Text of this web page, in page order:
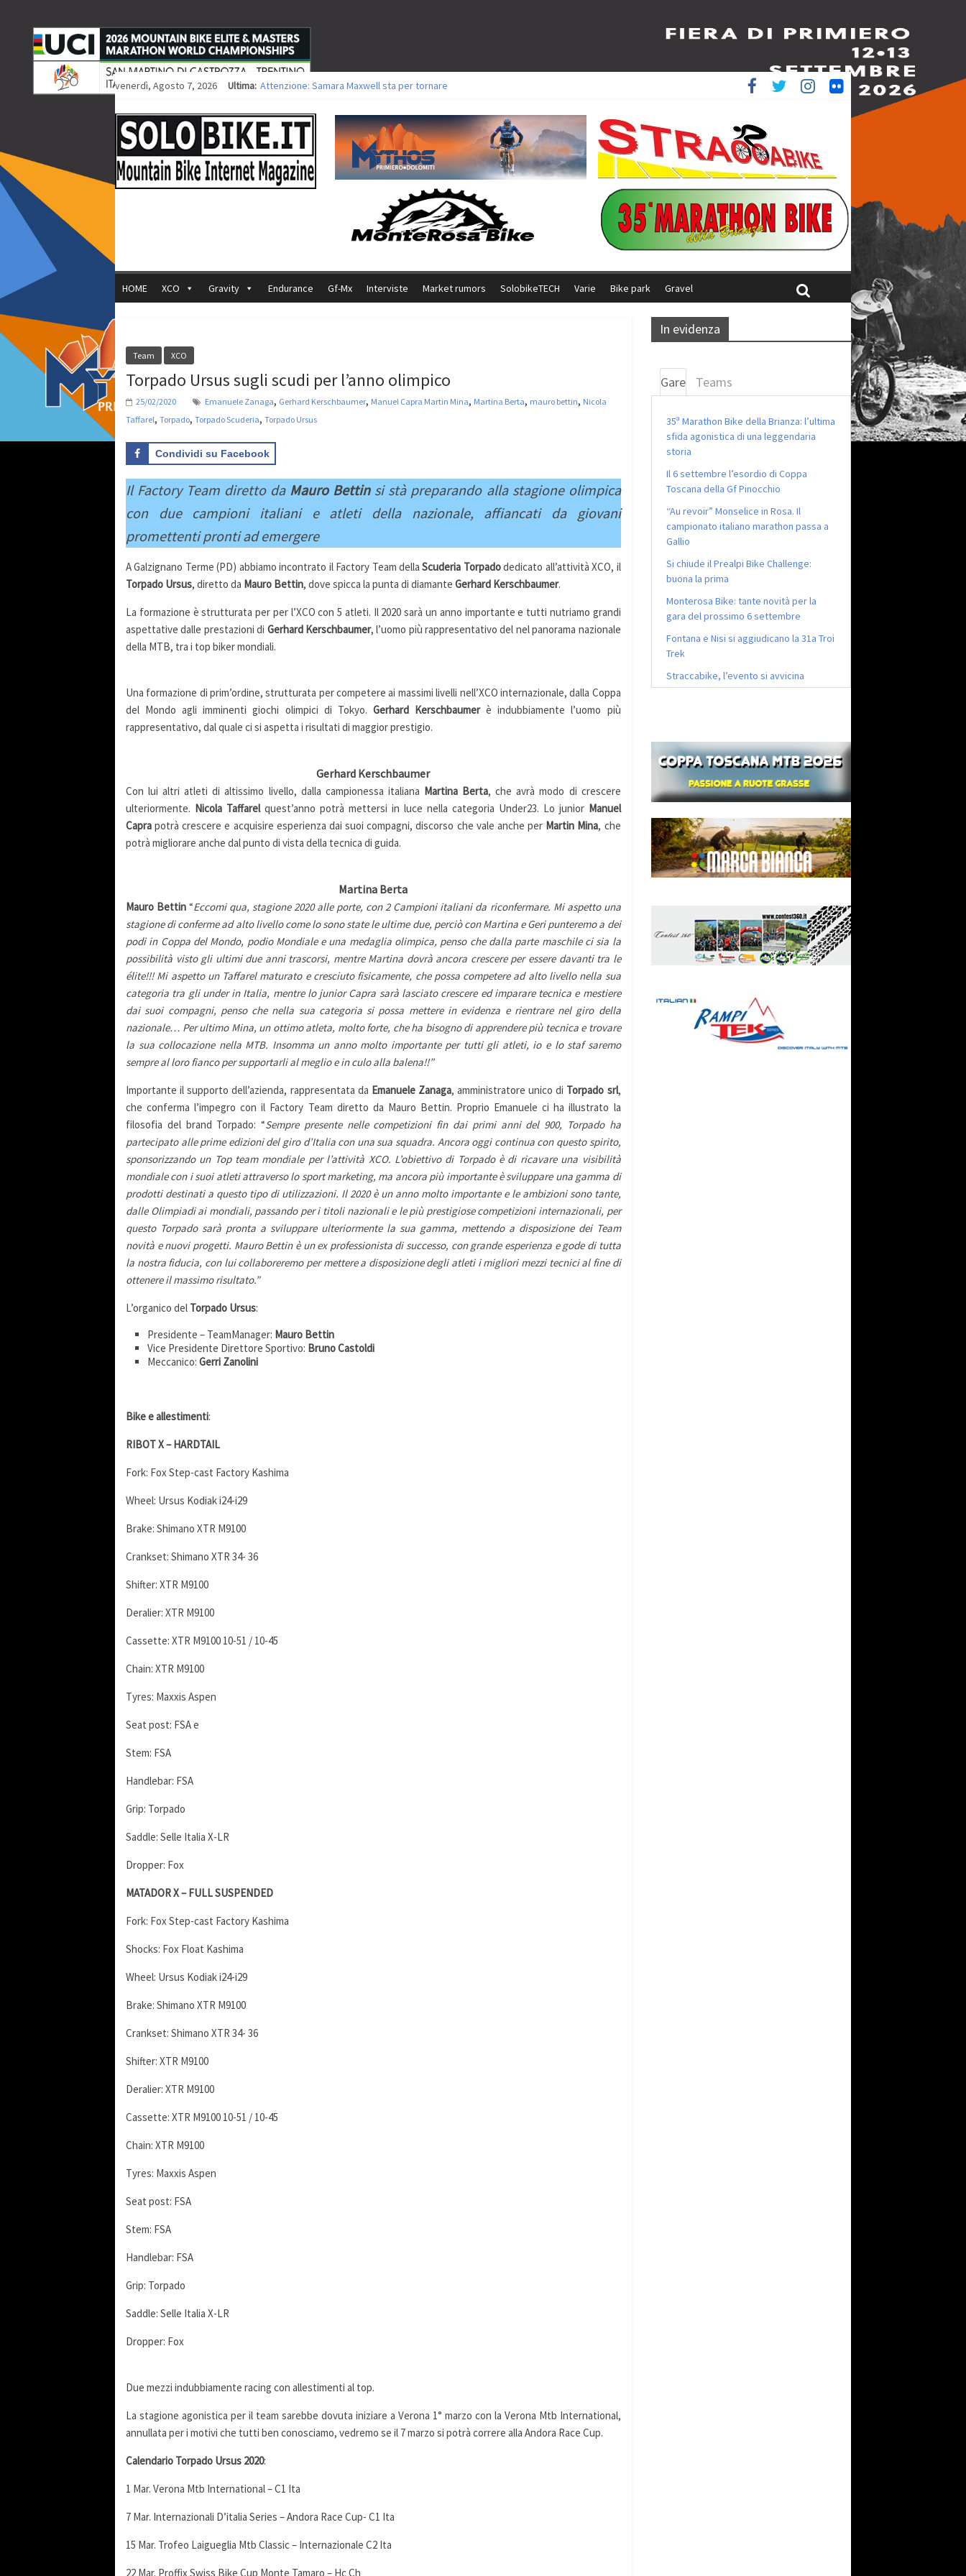
venerdì, Agosto 7, 2026 Ultima: Attenzione: Samara Maxwell sta per tornare
Europei XCO: vittorie per Ghibaudo, Grossmann e Gallis. Signorelli 5^ la migliore tra gli italiani
35ª Marathon Bike della Brianza: l’ultima sfida agonistica di una leggendaria storia
Europei MTB: il Team Relay firma il secondo argento azzurro a Monteceneri
HOME XCO Gravity Endurance Gf-Mx Interviste Market rumors SolobikeTECH Varie Bike park Gravel
Team XCO
Torpado Ursus sugli scudi per l’anno olimpico
25/02/2020 Emanuele Zanaga, Gerhard Kerschbaumer, Manuel Capra Martin Mina, Martina Berta, mauro bettin, Nicola
Taffarel, Torpado, Torpado Scuderia, Torpado Ursus
Condividi su Facebook
Il Factory Team diretto da Mauro Bettinsi stà preparando alla stagione olimpica
con due campioni italiani e atleti della nazionale, affiancati da giovani
promettenti pronti ad emergere
A Galzignano Terme (PD) abbiamo incontrato il Factory Team dellaScuderia Torpadodedicato all’attività XCO, il
Torpado Ursus, diretto da Mauro Bettin, dove spicca la punta di diamante Gerhard Kerschbaumer.
La formazione è strutturata per per l’XCO con 5 atleti. Il 2020 sarà un anno importante e tutti nutriamo grandi
aspettative dalle prestazioni di Gerhard Kerschbaumer, l’uomo più rappresentativo del nel panorama nazionale
della MTB, tra i top biker mondiali.
Una formazione di prim’ordine, strutturata per competere ai massimi livelli nell’XCO internazionale, dalla Coppa
del Mondo agli imminenti giochi olimpici di Tokyo. Gerhard Kerschbaumerè indubbiamente l’uomo più
rappresentativo, dal quale ci si aspetta i risultati di maggior prestigio.
Gerhard Kerschbaumer
Con lui altri atleti di altissimo livello, dalla campionessa italiana Martina Berta, che avrà modo di crescere
ulteriormente. Nicola Taffarelquest’anno potrà mettersi in luce nella categoria Under23. Lo junior Manuel
Capra potrà crescere e acquisire esperienza dai suoi compagni, discorso che vale anche per Martin Mina, che
potrà migliorare anche dal punto di vista della tecnica di guida.
Martina Berta
Mauro Bettin “Eccomi qua, stagione 2020 alle porte, con 2 Campioni italiani da riconfermare. Mi aspetto una
stagione di conferme ad alto livello come lo sono state le ultime due, perciò con Martina e Geri punteremo a dei
podi in Coppa del Mondo, podio Mondiale euna medaglia olimpica, penso che dalla parte maschile ci sia la
possibilità visto gli ultimi due anni trascorsi, mentre Martina dovrà ancora crescere per essere davanti tra le
élite!!!Mi aspetto un Taffarel maturato ecresciuto fisicamente, che possa competere ad alto livello nella sua
categoria tra gli under in Italia, mentre lo juniorCapra sarà lasciato crescere ed imparare tecnica e mestiere
dai suoi compagni, penso che nella sua categoria si possa mettere in evidenza e rientrare nel giro della
nazionale… Perultimo Mina, un ottimo atleta, molto forte, che ha bisogno di apprendere più tecnica e trovare
la sua collocazione nella MTB. Insomma un anno molto importante per tutti gli atleti, io e lo staf saremo
sempre al loro fianco per supportarli al meglio e in culo alla balena!!”
Importante il supporto dell’azienda, rappresentata da Emanuele Zanaga, amministratore unico di Torpado srl,
che conferma l’impegro con il Factory Team diretto da Mauro Bettin. Proprio Emanuele ci ha illustrato la
filosofia del brand Torpado: “Sempre presente nelle competizioni fin dai primi anni del 900, Torpado ha
partecipato alle prime edizioni del giro d’Italia con una sua squadra. Ancora oggi continua con questo spirito,
sponsorizzando un Top team mondiale per l’attività XCO. L’obiettivo di Torpado è di ricavare una visibilità
mondiale con i suoi atleti attraverso lo sport marketing, ma ancora più importante è sviluppare una gamma di
prodotti destinati a questo tipo di utilizzazioni. Il 2020 è un anno molto importante e le ambizioni sono tante,
dalle Olimpiadiaimondiali, passando per i titoli nazionali e le più prestigiose competizioni internazionali, per
questo Torpado sarà pronta a sviluppare ulteriormente la sua gamma, mettendo a disposizione dei Team
novità e nuovi progetti. Mauro Bettin è un ex professionista di successo, con grande esperienza e gode di tutta
la nostra fiducia, con lui collaboreremo permettere a disposizione degli atleti i migliori mezzi tecnicial fine di
ottenere il massimo risultato.”
L’organico del Torpado Ursus:
Presidente – TeamManager: Mauro Bettin
Vice Presidente Direttore Sportivo: Bruno Castoldi
Meccanico: Gerri Zanolini
Bike e allestimenti:
RIBOT X – HARDTAIL
Fork: Fox Step-cast Factory Kashima
Wheel: Ursus Kodiak i24-i29
Brake: Shimano XTR M9100
Crankset: Shimano XTR 34- 36
Shifter: XTR M9100
Deralier: XTR M9100
Cassette: XTR M9100 10-51 / 10-45
Chain: XTR M9100
Tyres: Maxxis Aspen
Seat post: FSA e
Stem: FSA
Handlebar: FSA
Grip: Torpado
Saddle: Selle Italia X-LR
Dropper: Fox
MATADOR X – FULL SUSPENDED
Fork: Fox Step-cast Factory Kashima
Shocks: Fox Float Kashima
Wheel: Ursus Kodiak i24-i29
Brake: Shimano XTR M9100
Crankset: Shimano XTR 34- 36
Shifter: XTR M9100
Deralier: XTR M9100
Cassette: XTR M9100 10-51 / 10-45
Chain: XTR M9100
Tyres: Maxxis Aspen
Seat post: FSA
Stem: FSA
Handlebar: FSA
Grip: Torpado
Saddle: Selle Italia X-LR
Dropper: Fox
Due mezzi indubbiamente racing con allestimenti al top.
La stagione agonistica per il team sarebbe dovuta iniziare a Verona 1° marzo con la Verona Mtb International,
annullata per i motivi che tutti ben conosciamo, vedremo se il 7 marzo si potrà correre alla Andora Race Cup.
Calendario Torpado Ursus 2020:
1 Mar. Verona Mtb International – C1 Ita
7 Mar. Internazionali D’italia Series – Andora Race Cup- C1 Ita
15 Mar. Trofeo Laigueglia Mtb Classic – Internazionale C2 Ita
22 Mar. Proffix Swiss Bike Cup Monte Tamaro – Hc Ch
In evidenza
Gare Teams
35ª Marathon Bike della Brianza: l’ultima
sfida agonistica di una leggendaria
storia
Il 6 settembre l’esordio di Coppa
Toscana della Gf Pinocchio
“Au revoir” Monselice in Rosa. Il
campionato italiano marathon passa a
Gallio
Si chiude il Prealpi Bike Challenge:
buona la prima
Monterosa Bike: tante novità per la
gara del prossimo 6 settembre
Fontana e Nisi si aggiudicano la 31a Troi
Trek
Straccabike, l’evento si avvicina